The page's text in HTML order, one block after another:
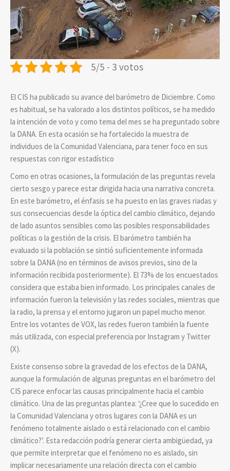
5/5 - 3 votos
El CIS ha publicado su avance del barómetro de Diciembre. Como
es habitual, se ha valorado a los distintos políticos, se ha medido
la intención de voto y como tema del mes se ha preguntado sobre
la DANA. En esta ocasión se ha fortalecido la muestra de
individuos de la Comunidad Valenciana, para tener foco en sus
respuestas con rigor estadístico
Como en otras ocasiones, la formulación de las preguntas revela
cierto sesgo y parece estar dirigida hacia una narrativa concreta.
En este barómetro, el énfasis se ha puesto en las graves riadas y
sus consecuencias desde la óptica del cambio climático, dejando
de lado asuntos sensibles como las posibles responsabilidades
políticas o la gestión de la crisis. El barómetro también ha
evaluado si la población se sintió suficientemente informada
sobre la DANA (no en términos de avisos previos, sino de la
información recibida posteriormente). El 73% de los encuestados
considera que estaba bien informado. Los principales canales de
información fueron la televisión y las redes sociales, mientras que
la radio, la prensa y el entorno jugaron un papel mucho menor.
Entre los votantes de VOX, las redes fueron también la fuente
más utilizada, con especial preferencia por Instagram y Twitter
(X).
Existe consenso sobre la gravedad de los efectos de la DANA,
aunque la formulación de algunas preguntas en el barómetro del
CIS parece enfocar las causas principalmente hacia el cambio
climático. Una de las preguntas plantea: ‘¿Cree que lo sucedido en
la Comunidad Valenciana y otros lugares con la DANA es un
fenómeno totalmente aislado o está relacionado con el cambio
climático?’. Esta redacción podría generar cierta ambigüedad, ya
que permite interpretar que el fenómeno no es aislado, sin
implicar necesariamente una relación directa con el cambio